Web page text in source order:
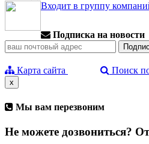
Входит в группу
Подписка на новости
Карта сайта Поиск
x
Мы вам перезвоним
Не можете дозвониться?